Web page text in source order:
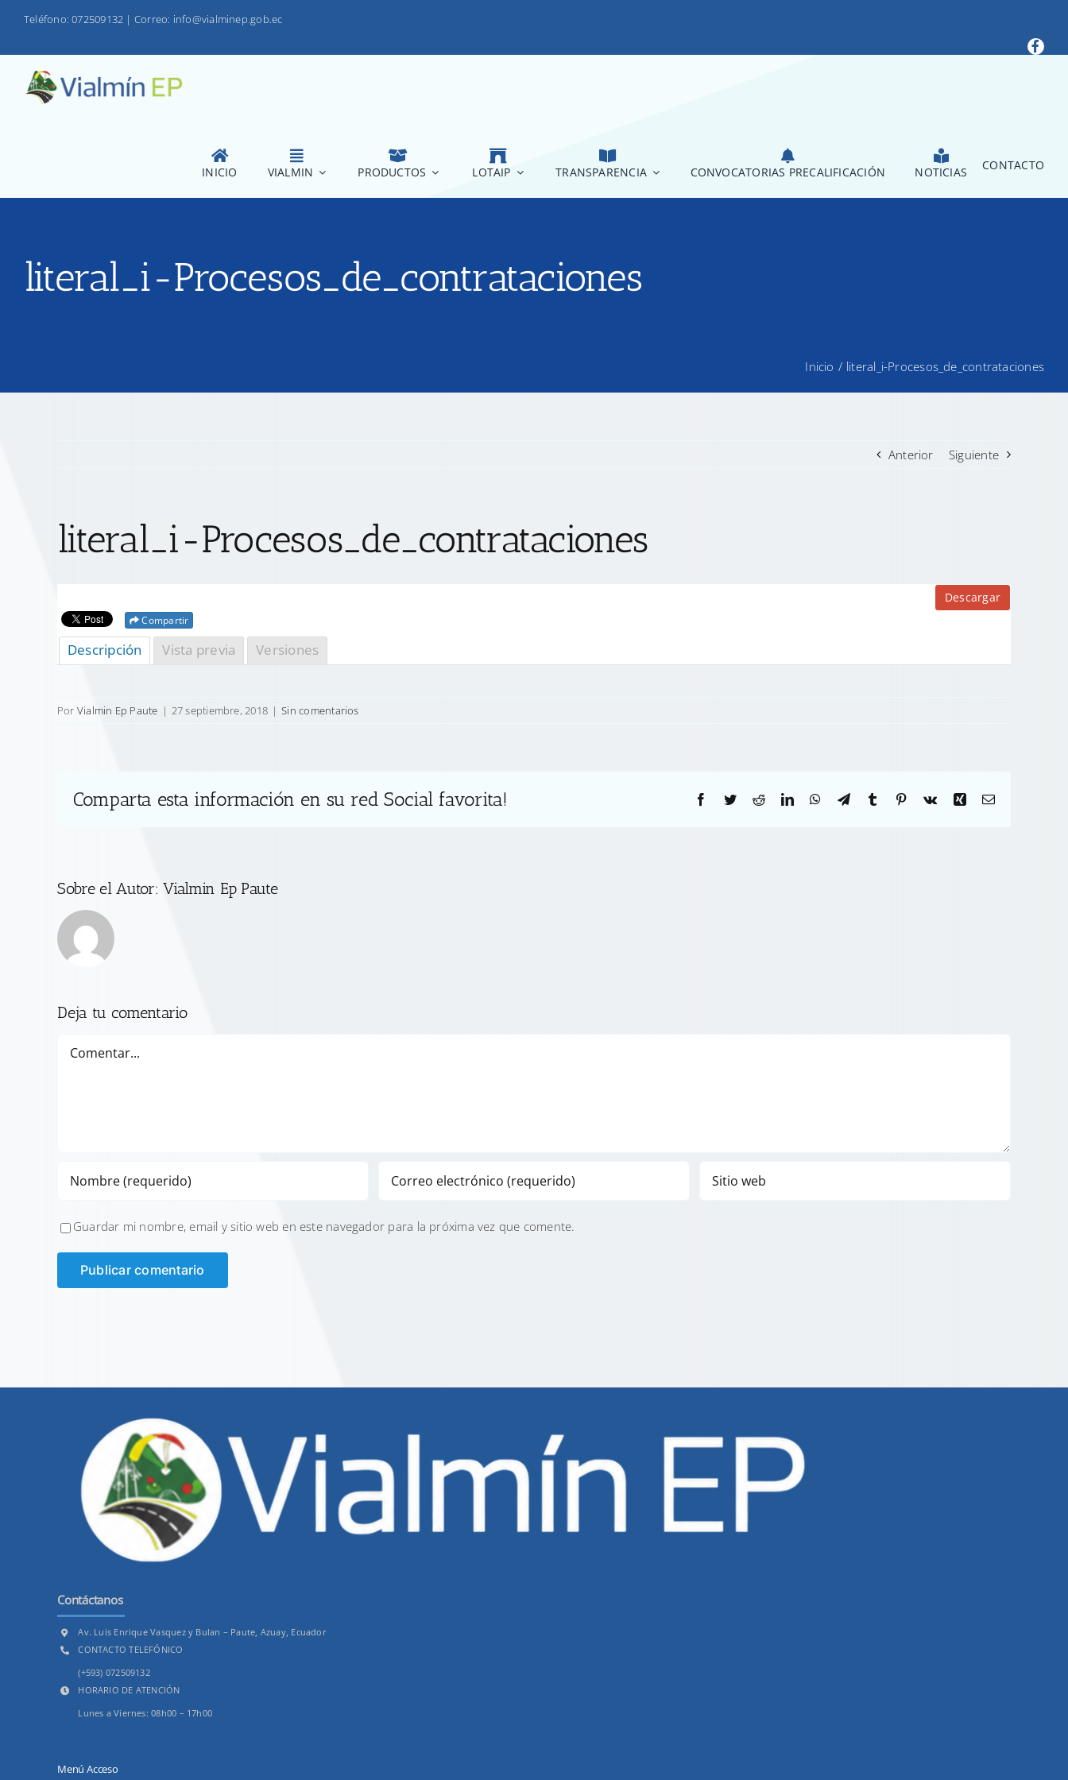
Teléfono: 072509132 | Correo: info@vialminep.gob.ec
INICIO VIALMIN PRODUCTOS LOTAIP TRANSPARENCIA CONVOCATORIAS PRECALIFICACIÓN NOTICIAS CONTACTO
literal_i-Procesos_de_contrataciones
Inicio / literal_i-Procesos_de_contrataciones
Anterior Siguiente
literal_i-Procesos_de_contrataciones
Descargar
Compartir
Descripción Vista previa Versiones
Por Vialmin Ep Paute | 27 septiembre, 2018 | Sin comentarios
Comparta esta información en su red Social favorita! Facebook
TwitterRedditLinkedInWhatsApp
TelegramTumblr Pinterest
Vk Xing Correo
Sobre el Autor:Vialmin Ep Paute
Deja tu comentario
Guardar mi nombre, email y sitio web en este navegador para la próxima vez que comente.
Contáctanos
Av. Luis Enrique Vasquez y Bulan – Paute, Azuay, Ecuador
CONTACTO TELEFÓNICO
(+593) 072509132
HORARIO DE ATENCIÓN
Lunes a Viernes: 08h00 – 17h00
Menú Acceso